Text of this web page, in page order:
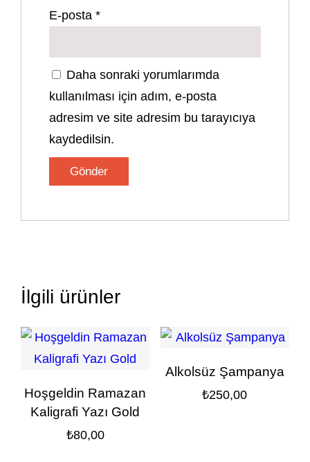
E-posta*
Daha sonraki yorumlarımda
kullanılması için adım, e-posta
adresim ve site adresim bu tarayıcıya
kaydedilsin.
İlgili ürünler
Hoşgeldin Ramazan
Kaligrafi Yazı Gold
₺80,00
Alkolsüz Şampanya
₺250,00